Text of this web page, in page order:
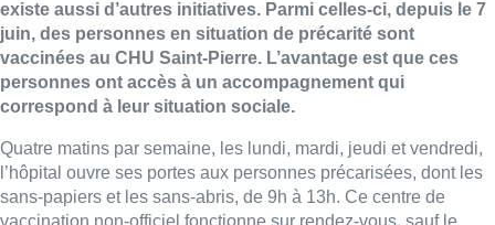
►À lire aussi | Bus de vaccination : voici où il s’arrêtera dans
les prochains jours
Sur place, un numéro d’identification national pour se faire
vacciner peut être créé pour les personnes sans-papiers.
L’hôpital remarque un grand engouement pour cette initiative.
100 doses de vaccin Pfizer sont administrées par jour.
■ Reportage de Yassine Mossati, Anna Lawanet Pierre